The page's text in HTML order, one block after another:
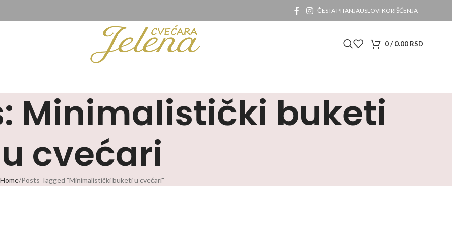
ČESTA PITANJAUSLOVI KORIŠĆENJA
0/ 0.00RSD
Minimalistički buketi
u cvećari
Home Posts Tagged "Minimalistički buketi u cvećari"